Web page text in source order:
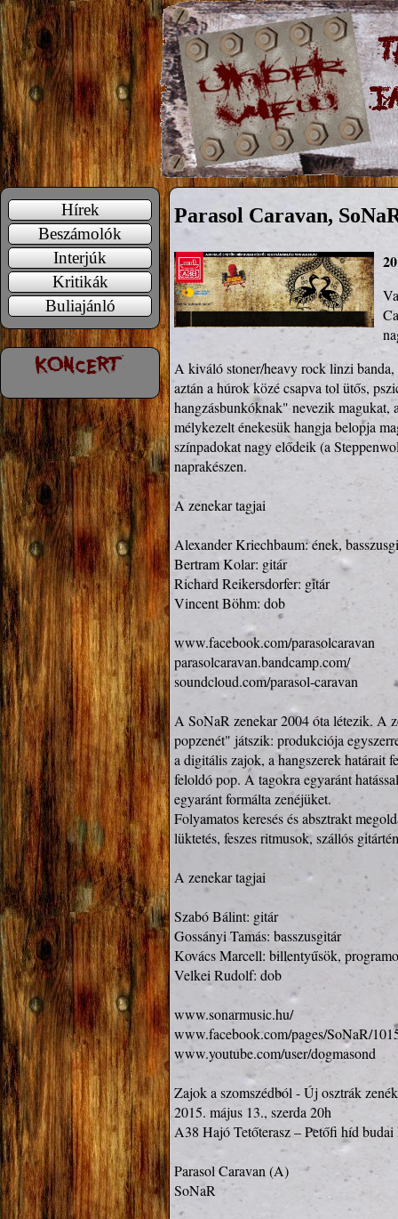
Hírek
Beszámolók
Interjúk
Kritikák
Buliajánló
Parasol Caravan,
A kiváló stoner/heavy rock linzi banda,
aztán a húrok közé csapva tol ütős,
hangzásbunkóknak" nevezik
mélykezelt énekesük hangja belopja
színpadokat nagy elődeik (a
naprakészen.
A zenekar tagjai
Alexander Kriechbaum: ének,
Bertram Kolar: gitár
Richard Reikersdorfer: gitár
Vincent Böhm: dob
www.facebook.com/parasolcaravan
parasolcaravan.bandcamp.com/
soundcloud.com/parasol-caravan
A SoNaR zenekar 2004 óta létezik. A
popzenét" játszik: produkciója
a digitális zajok, a hangszerek határait
feloldó pop. A tagokra egyaránt
egyaránt formálta zenéjüket.
Folyamatos keresés és absztrakt
lüktetés, feszes ritmusok, szállós
A zenekar tagjai
Szabó Bálint: gitár
Gossányi Tamás: basszusgitár
Kovács Marcell: billentyűsök,
Velkei Rudolf: dob
www.sonarmusic.hu/
www.facebook.com/pages/SoNaR/
www.youtube.com/user/dogmasond
Zajok a szomszédból - Új osztrák zenék
2015. május 13., szerda 20h
A38 Hajó Tetőterasz – Petőfi híd
Parasol Caravan (A)
SoNaR